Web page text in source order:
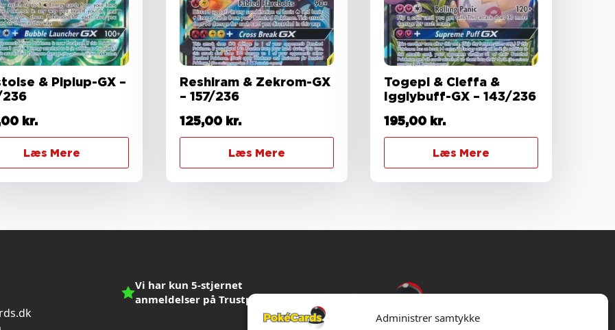
Administrer samtykke
& Piplup-GX –
236
kr.
Læs Mere
Reshiram & Zekrom-GX
– 157/236
125,00 kr.
Læs Mere
Togepi & Cleffa &
Igglybuff-GX – 143/236
195,00 kr.
Læs Mere
Vi har kun 5-stjernet
anmeldelser på Trustpilot